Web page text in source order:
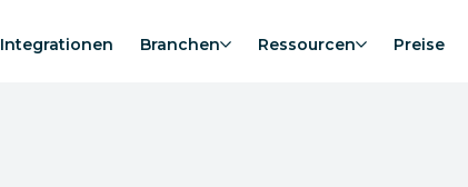
Integrationen Branchen Ressourcen Preise